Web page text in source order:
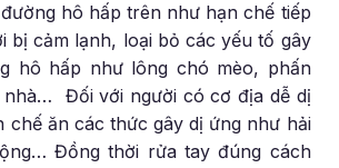
hô hấp trên như hạn chế tiếp
bị cảm lạnh, loại bỏ các yếu tố gây
hô hấp như lông chó mèo, phấn
nhà… Đối với người có cơ địa dễ dị
chế ăn các thức gây dị ứng như hải
Đồng thời rửa tay đúng cách